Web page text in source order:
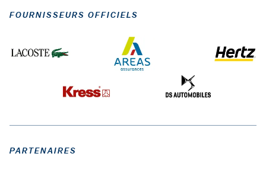
FOURNISSEURS OFFICIELS
PARTENAIRES